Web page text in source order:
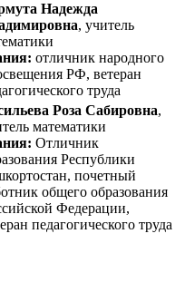
Надежда
, учитель
отличник народного
РФ, ветеран
труда
Роза Сабировна,
математики
Отличник
Республики
почетный
общего образования
Федерации,
педагогического труда